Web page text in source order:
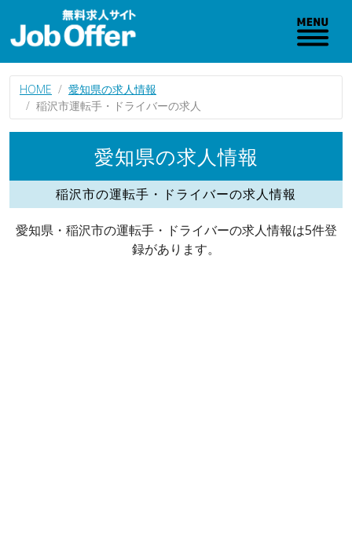
HOME
愛知県の求人情報
稲沢市運転手・ドライバーの求人
愛知県の求人情報
稲沢市の運転手・ドライバーの求人情報
愛知県・稲沢市の運転手・ドライバーの求人情報は5件登
録があります。